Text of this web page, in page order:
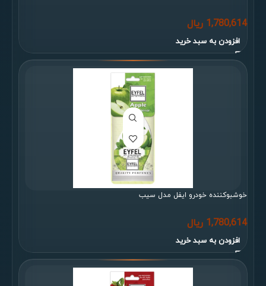
1,780,614 ریال
افزودن به سبد خرید
خوشبوکننده خودرو ایفل مدل سیب
1,780,614 ریال
افزودن به سبد خرید